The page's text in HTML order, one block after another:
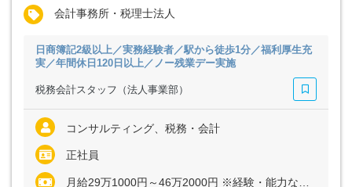
会計事務所・税理士法人
日商簿記2級以上／実務経験者／駅から徒歩1分／福利厚生充
実／年間休日120日以上／ノー残業デー実施
税務会計スタッフ（法人事業部）
コンサルティング、税務・会計
正社員
月給29万1000円～46万2000円 ※経験・能力など考慮の上、決定いたします ※上記に固定残業代（月40時間分＝6万7000円～10万6000円）を含む ※超過分は別途全額支給